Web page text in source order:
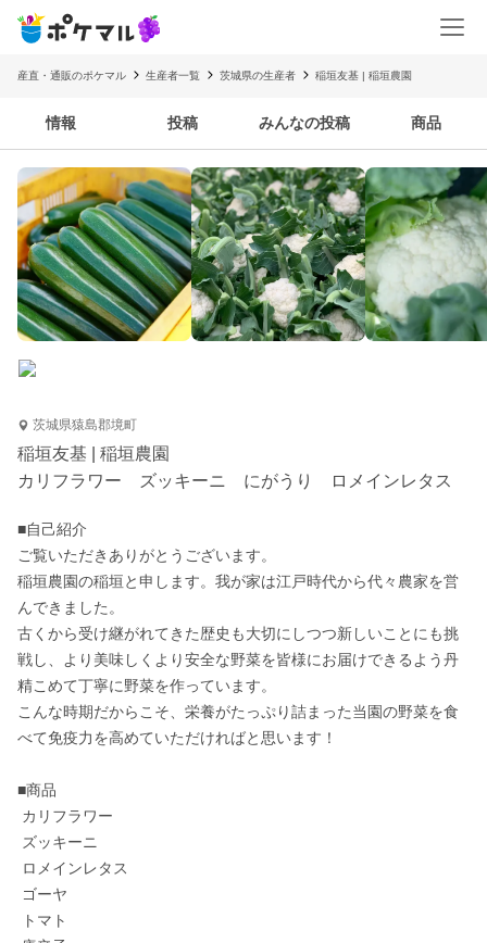
産直・通販のポケマル 生産者一覧 茨城県の生産者 稲垣友基 | 稲垣農園
情報 投稿 みんなの投稿 商品
茨城県猿島郡境町
稲垣友基 | 稲垣農園
カリフラワー ズッキーニ にがうり ロメインレタス
■自己紹介
ご覧いただきありがとうございます。
稲垣農園の稲垣と申します。我が家は江戸時代から代々農家を営
んできました。
古くから受け継がれてきた歴史も大切にしつつ新しいことにも挑
戦し、より美味しくより安全な野菜を皆様にお届けできるよう丹
精こめて丁寧に野菜を作っています。
こんな時期だからこそ、栄養がたっぷり詰まった当園の野菜を食
べて免疫力を高めていただければと思います！
■商品